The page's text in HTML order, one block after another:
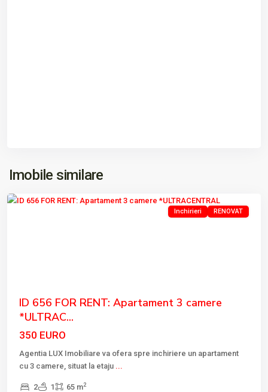
Imobile similare
ULTRACENTRAL
Tulcea
Inchirieri RENOVAT
ID 656 FOR RENT: Apartament 3 camere
*ULTRAC...
350 EURO
Agentia LUX Imobiliare va ofera spre inchiriere un apartament
cu 3 camere, situat la etaju ...
2 1 65 m2